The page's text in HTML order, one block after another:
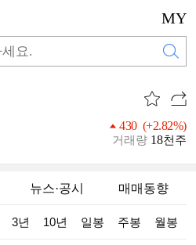
MY
430 (+2.82%)
거래량 18천주
뉴스·공시 매매동향
3년 10년 일봉 주봉 월봉